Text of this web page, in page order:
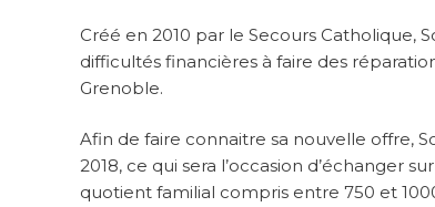
Créé en 2010 par le Secours Catholique,
difficultés financières à faire des
Grenoble.
Afin de faire connaitre sa nouvelle offre,
2018, ce qui sera l’occasion d’échanger
quotient familial compris entre 750 et